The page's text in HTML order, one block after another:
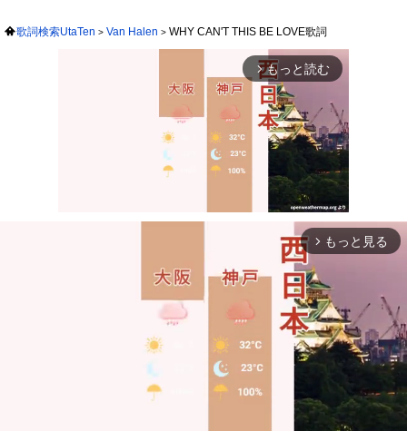
歌詞検索UtaTen Van Halen WHY CAN'T THIS BE LOVE歌詞
arrow_forward_ios もっと読む
Mute
arrow_forward_ios もっと見る